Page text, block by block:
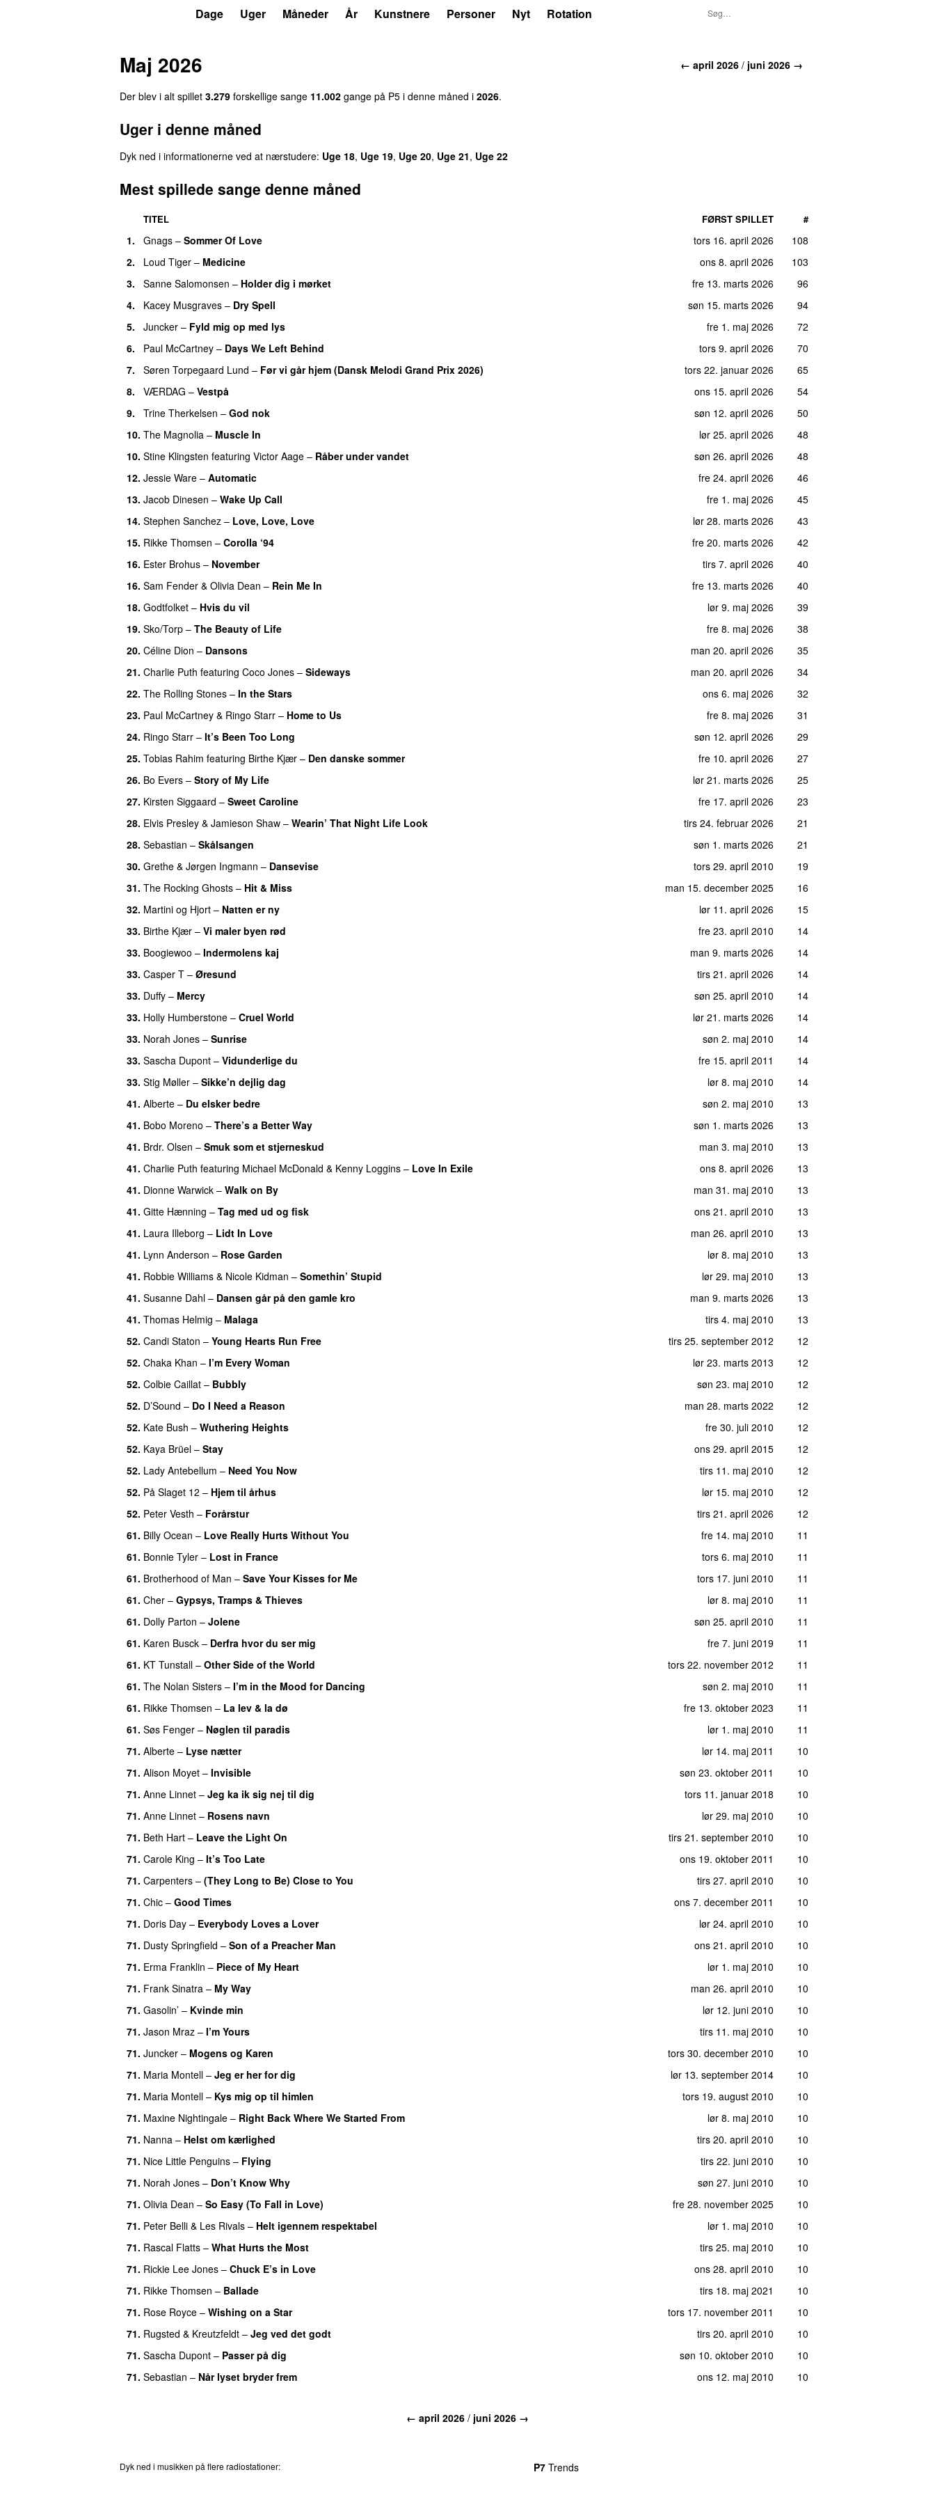
Dage Uger Måneder År Kunstnere Personer Nyt Rotation
← april 2026 / juni 2026 →
Maj 2026
Der blev i alt spillet 3.279 forskellige sange 11.002 gange på P5 i denne måned i 2026.
Uger i denne måned
Dyk ned i informationerne ved at nærstudere: Uge 18, Uge 19, Uge 20, Uge 21, Uge 22
Mest spillede sange denne måned
TITEL FØRST SPILLET #
1. Gnags – Sommer Of Love tors 16. april 2026
108
2. Loud Tiger – Medicine ons 8. april 2026
103
3. Sanne Salomonsen – Holder dig i mørket fre 13. marts 2026
96
4. Kacey Musgraves – Dry Spell søn 15. marts 2026
94
5. Juncker – Fyld mig op med lys fre 1. maj 2026
72
6. Paul McCartney – Days We Left Behind tors 9. april 2026
70
7. Søren Torpegaard Lund – Før vi går hjem (Dansk Melodi Grand Prix 2026) tors 22. januar 2026
65
8. VÆRDAG – Vestpå ons 15. april 2026
54
9. Trine Therkelsen – God nok søn 12. april 2026
50
10. The Magnolia – Muscle In lør 25. april 2026
48
10. Stine Klingsten featuring Victor Aage – Råber under vandet søn 26. april 2026
48
12. Jessie Ware – Automatic fre 24. april 2026
46
13. Jacob Dinesen – Wake Up Call fre 1. maj 2026
45
14. Stephen Sanchez – Love, Love, Love lør 28. marts 2026
43
15. Rikke Thomsen – Corolla ‘94 fre 20. marts 2026
42
16. Ester Brohus – November tirs 7. april 2026
40
16. Sam Fender & Olivia Dean – Rein Me In fre 13. marts 2026
40
18. Godtfolket – Hvis du vil lør 9. maj 2026
39
19. Sko/Torp – The Beauty of Life fre 8. maj 2026
38
20. Céline Dion – Dansons man 20. april 2026
35
21. Charlie Puth featuring Coco Jones – Sideways man 20. april 2026
34
22. The Rolling Stones – In the Stars ons 6. maj 2026
32
23. Paul McCartney & Ringo Starr – Home to Us fre 8. maj 2026
31
24. Ringo Starr – It’s Been Too Long søn 12. april 2026
29
25. Tobias Rahim featuring Birthe Kjær – Den danske sommer fre 10. april 2026
27
26. Bo Evers – Story of My Life lør 21. marts 2026
25
27. Kirsten Siggaard – Sweet Caroline fre 17. april 2026
23
28. Elvis Presley & Jamieson Shaw – Wearin’ That Night Life Look tirs 24. februar 2026
21
28. Sebastian – Skålsangen søn 1. marts 2026
21
30. Grethe & Jørgen Ingmann – Dansevise tors 29. april 2010
19
31. The Rocking Ghosts – Hit & Miss man 15. december 2025
16
32. Martini og Hjort – Natten er ny lør 11. april 2026
15
33. Birthe Kjær – Vi maler byen rød fre 23. april 2010
14
33. Boogiewoo – Indermolens kaj man 9. marts 2026
14
33. Casper T – Øresund tirs 21. april 2026
14
33. Duffy – Mercy søn 25. april 2010
14
33. Holly Humberstone – Cruel World lør 21. marts 2026
14
33. Norah Jones – Sunrise søn 2. maj 2010
14
33. Sascha Dupont – Vidunderlige du fre 15. april 2011
14
33. Stig Møller – Sikke’n dejlig dag lør 8. maj 2010
14
41. Alberte – Du elsker bedre søn 2. maj 2010
13
41. Bobo Moreno – There’s a Better Way søn 1. marts 2026
13
41. Brdr. Olsen – Smuk som et stjerneskud man 3. maj 2010
13
41. Charlie Puth featuring Michael McDonald & Kenny Loggins – Love In Exile ons 8. april 2026
13
41. Dionne Warwick – Walk on By man 31. maj 2010
13
41. Gitte Hænning – Tag med ud og fisk ons 21. april 2010
13
41. Laura Illeborg – Lidt In Love man 26. april 2010
13
41. Lynn Anderson – Rose Garden lør 8. maj 2010
13
41. Robbie Williams & Nicole Kidman – Somethin’ Stupid lør 29. maj 2010
13
41. Susanne Dahl – Dansen går på den gamle kro man 9. marts 2026
13
41. Thomas Helmig – Malaga tirs 4. maj 2010
13
52. Candi Staton – Young Hearts Run Free tirs 25. september 2012
12
52. Chaka Khan – I’m Every Woman lør 23. marts 2013
12
52. Colbie Caillat – Bubbly søn 23. maj 2010
12
52. D’Sound – Do I Need a Reason man 28. marts 2022
12
52. Kate Bush – Wuthering Heights fre 30. juli 2010
12
52. Kaya Brüel – Stay ons 29. april 2015
12
52. Lady Antebellum – Need You Now tirs 11. maj 2010
12
52. På Slaget 12 – Hjem til århus lør 15. maj 2010
12
52. Peter Vesth – Forårstur tirs 21. april 2026
12
61. Billy Ocean – Love Really Hurts Without You fre 14. maj 2010
11
61. Bonnie Tyler – Lost in France tors 6. maj 2010
11
61. Brotherhood of Man – Save Your Kisses for Me tors 17. juni 2010
11
61. Cher – Gypsys, Tramps & Thieves lør 8. maj 2010
11
61. Dolly Parton – Jolene søn 25. april 2010
11
61. Karen Busck – Derfra hvor du ser mig fre 7. juni 2019
11
61. KT Tunstall – Other Side of the World tors 22. november 2012
11
61. The Nolan Sisters – I’m in the Mood for Dancing søn 2. maj 2010
11
61. Rikke Thomsen – La lev & la dø fre 13. oktober 2023
11
61. Søs Fenger – Nøglen til paradis lør 1. maj 2010
11
71. Alberte – Lyse nætter lør 14. maj 2011
10
71. Alison Moyet – Invisible søn 23. oktober 2011
10
71. Anne Linnet – Jeg ka ik sig nej til dig tors 11. januar 2018
10
71. Anne Linnet – Rosens navn lør 29. maj 2010
10
71. Beth Hart – Leave the Light On tirs 21. september 2010
10
71. Carole King – It’s Too Late ons 19. oktober 2011
10
71. Carpenters – (They Long to Be) Close to You tirs 27. april 2010
10
71. Chic – Good Times ons 7. december 2011
10
71. Doris Day – Everybody Loves a Lover lør 24. april 2010
10
71. Dusty Springfield – Son of a Preacher Man ons 21. april 2010
10
71. Erma Franklin – Piece of My Heart lør 1. maj 2010
10
71. Frank Sinatra – My Way man 26. april 2010
10
71. Gasolin’ – Kvinde min lør 12. juni 2010
10
71. Jason Mraz – I’m Yours tirs 11. maj 2010
10
71. Juncker – Mogens og Karen tors 30. december 2010
10
71. Maria Montell – Jeg er her for dig lør 13. september 2014
10
71. Maria Montell – Kys mig op til himlen tors 19. august 2010
10
71. Maxine Nightingale – Right Back Where We Started From lør 8. maj 2010
10
71. Nanna – Helst om kærlighed tirs 20. april 2010
10
71. Nice Little Penguins – Flying tirs 22. juni 2010
10
71. Norah Jones – Don’t Know Why søn 27. juni 2010
10
71. Olivia Dean – So Easy (To Fall in Love) fre 28. november 2025
10
71. Peter Belli & Les Rivals – Helt igennem respektabel lør 1. maj 2010
10
71. Rascal Flatts – What Hurts the Most tirs 25. maj 2010
10
71. Rickie Lee Jones – Chuck E’s in Love ons 28. april 2010
10
71. Rikke Thomsen – Ballade tirs 18. maj 2021
10
71. Rose Royce – Wishing on a Star tors 17. november 2011
10
71. Rugsted & Kreutzfeldt – Jeg ved det godt tirs 20. april 2010
10
71. Sascha Dupont – Passer på dig søn 10. oktober 2010
10
71. Sebastian – Når lyset bryder frem ons 12. maj 2010 10
← april 2026 / juni 2026 →
Dyk ned i musikken på flere radiostationer: P7 Trends